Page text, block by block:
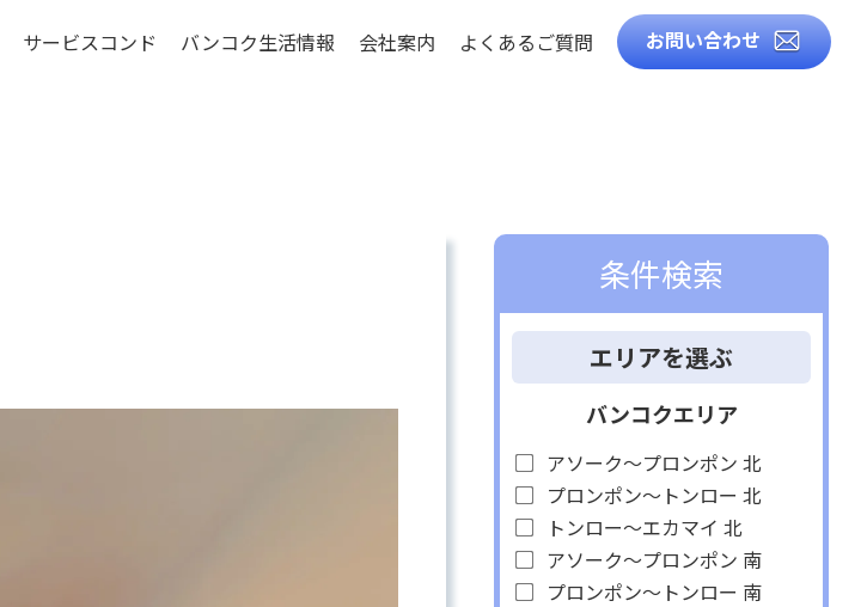
サービスコンド バンコク生活情報
ご入居までの流れ
会社案内 よくあるご質問 お問い合わせ
条件検索
エリアを選ぶ
バンコクエリア
アソーク～プロンポン 北
プロンポン～トンロー 北
トンロー～エカマイ 北
アソーク～プロンポン 南
プロンポン～トンロー 南